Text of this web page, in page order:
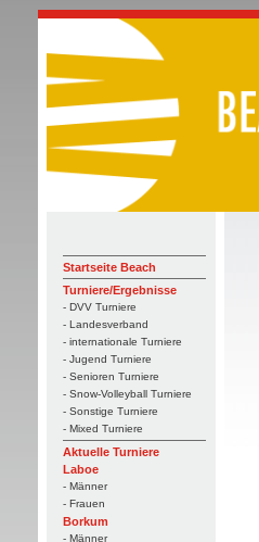
Startseite Beach
Turniere/Ergebnisse
- DVV Turniere
- Landesverband
- internationale Turniere
- Jugend Turniere
- Senioren Turniere
- Snow-Volleyball Turniere
- Sonstige Turniere
- Mixed Turniere
Aktuelle Turniere
Laboe
- Männer
- Frauen
Borkum
- Männer